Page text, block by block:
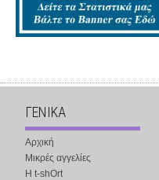
ΓΕΝΙΚΑ
Αρχική
Μικρές αγγελίες
Η t-shOrt